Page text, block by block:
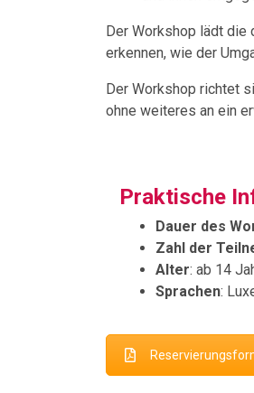
Der Workshop lädt die
erkennen, wie der
Der Workshop richtet
ohne weiteres an ein
Praktische
Dauer des
Zahl der
Alter: ab 14
Sprachen: